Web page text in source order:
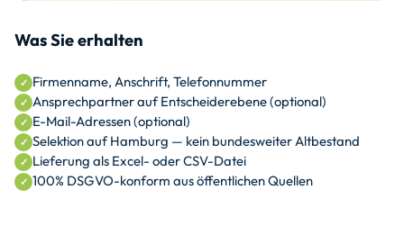
Was Sie erhalten
Firmenname, Anschrift, Telefonnummer
Ansprechpartner auf Entscheiderebene (optional)
E-Mail-Adressen (optional)
Selektion auf Hamburg — kein bundesweiter Altbestand
Lieferung als Excel- oder CSV-Datei
100% DSGVO-konform aus öffentlichen Quellen